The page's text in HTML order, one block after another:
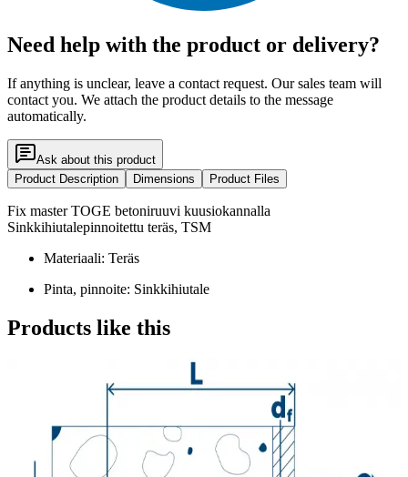
Need help with the product or delivery?
If anything is unclear, leave a contact request. Our sales team will
contact you. We attach the product details to the message
automatically.
Ask about this product
Product Description
Dimensions Product Files
Fix master TOGE betoniruuvi kuusiokannalla
Sinkkihiutalepinnoitettu teräs, TSM
Materiaali: Teräs
Pinta, pinnoite: Sinkkihiutale
Products like this